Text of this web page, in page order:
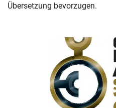
Übersetzung bevorzugen.